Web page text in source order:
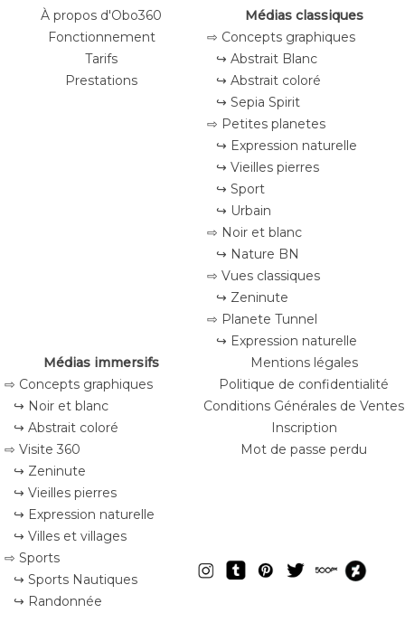
À propos d'Obo360
Fonctionnement
Tarifs
Prestations
Médias classiques
⇨ Concepts graphiques
↪ Abstrait Blanc
↪ Abstrait coloré
↪ Sepia Spirit
⇨ Petites planetes
↪ Expression naturelle
↪ Vieilles pierres
↪ Sport
↪ Urbain
⇨ Noir et blanc
↪ Nature BN
⇨ Vues classiques
↪ Zeninute
⇨ Planete Tunnel
↪ Expression naturelle
Médias immersifs
⇨ Concepts graphiques
↪ Noir et blanc
↪ Abstrait coloré
⇨ Visite 360
↪ Zeninute
↪ Vieilles pierres
↪ Expression naturelle
↪ Villes et villages
⇨ Sports
↪ Sports Nautiques
↪ Randonnée
Mentions légales
Politique de confidentialité
Conditions Générales de Ventes
Inscription
Mot de passe perdu